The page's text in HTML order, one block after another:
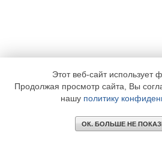
Этот веб-сайт использует
Продолжая просмотр сайта, Вы
нашу политику
ОК. БОЛЬШЕ НЕ